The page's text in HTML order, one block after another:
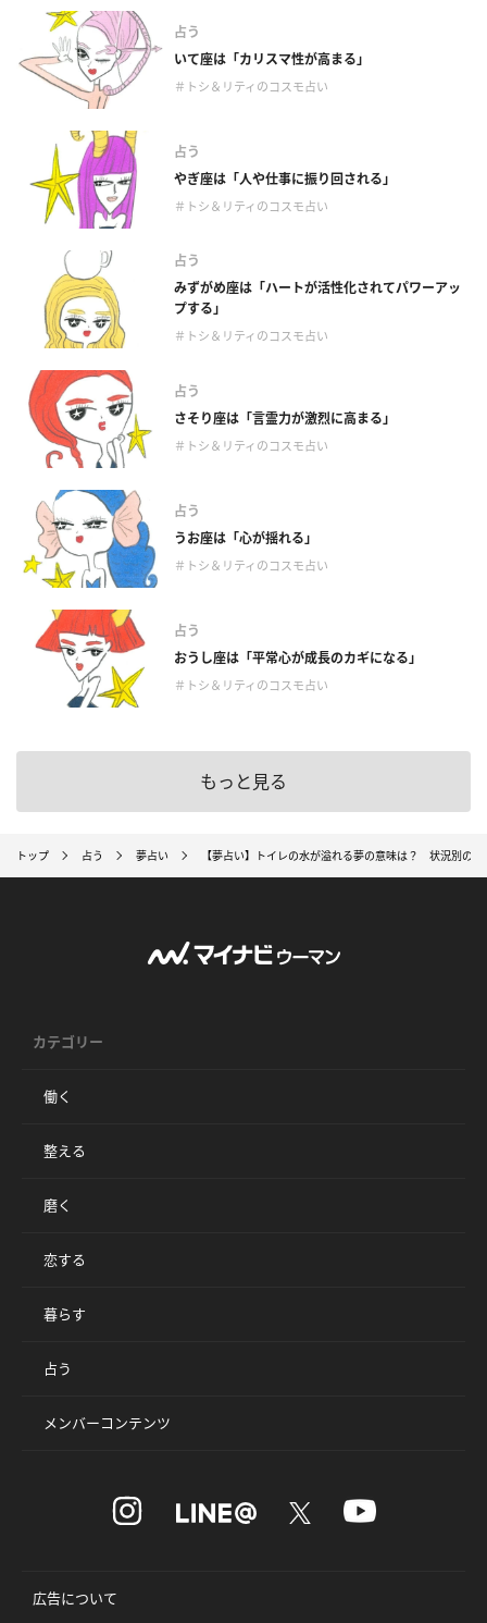
占う
いて座は「カリスマ性が高まる」
＃トシ＆リティのコスモ占い
占う
やぎ座は「人や仕事に振り回される」
＃トシ＆リティのコスモ占い
占う
みずがめ座は「ハートが活性化されてパワーアッ
プする」
＃トシ＆リティのコスモ占い
占う
さそり座は「言霊力が激烈に高まる」
＃トシ＆リティのコスモ占い
占う
うお座は「心が揺れる」
＃トシ＆リティのコスモ占い
占う
おうし座は「平常心が成長のカギになる」
＃トシ＆リティのコスモ占い
もっと見る
トップ 占う 夢占い 【夢占い】トイレの水が溢れる夢の意味は？ 状況別の
カテゴリー
働く
整える
磨く
恋する
暮らす
占う
メンバーコンテンツ
広告について